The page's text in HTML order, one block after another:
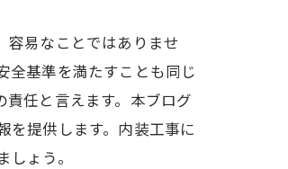
容易なことではありませ
全基準を満たすことも同じ
任と言えます。本ブログ
を提供します。内装工事に
ょう。